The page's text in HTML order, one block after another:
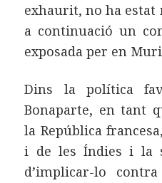
exhaurit, no ha estat
a continuació un
exposada per en
Dins la política
Bonaparte, en tant
la República
i de les Índies i la
d’implicar-lo